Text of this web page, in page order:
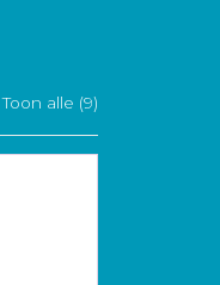
Toon alle (9)